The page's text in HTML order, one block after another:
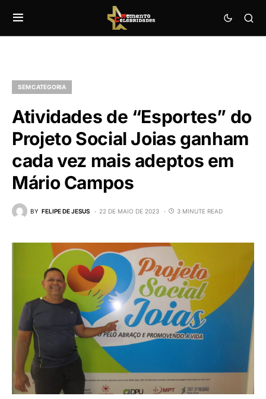
SEM CATEGORIA
Atividades de “Esportes” do
Projeto Social Joias ganham
cada vez mais adeptos em
Mário Campos
BY FELIPE DE JESUS 22 DE MAIO DE 2023 3 MINUTE READ